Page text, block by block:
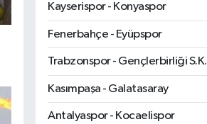
Kayserispor - Konyaspor
Fenerbahçe - Eyüpspor
Trabzonspor - Gençlerbirliği S.K.
Kasımpaşa - Galatasaray
Antalyaspor - Kocaelispor